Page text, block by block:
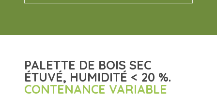
PALETTE DE BOIS SEC
ÉTUVÉ, HUMIDITÉ < 20 %.
CONTENANCE VARIABLE